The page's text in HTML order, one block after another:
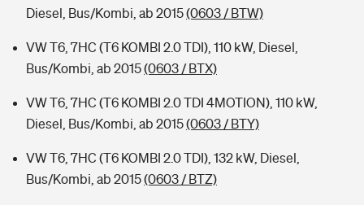
Diesel, Bus/Kombi, ab 2015(0603 / BTW)
VW T6, 7HC (T6 KOMBI 2.0 TDI), 110 kW, Diesel,
Bus/Kombi, ab 2015(0603 / BTX)
VW T6, 7HC (T6 KOMBI 2.0 TDI 4MOTION), 110 kW,
Diesel, Bus/Kombi, ab 2015(0603 / BTY)
VW T6, 7HC (T6 KOMBI 2.0 TDI), 132 kW, Diesel,
Bus/Kombi, ab 2015(0603 / BTZ)